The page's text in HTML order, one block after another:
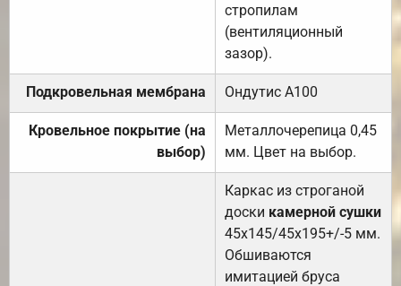
стропилам
(вентиляционный
зазор).
Подкровельная мембрана Ондутис А100
Кровельное покрытие (на
выбор)
Металлочерепица 0,45
мм. Цвет на выбор.
Каркас из строганой
доски камерной сушки
45х145/45х195+/-5 мм.
Обшиваются
имитацией бруса